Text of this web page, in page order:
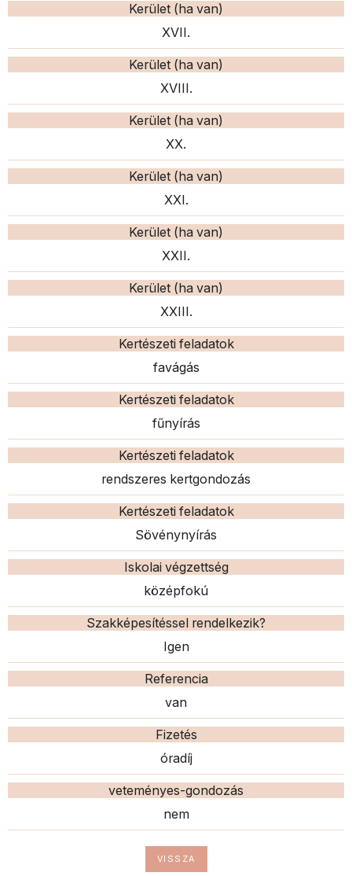
Kerület (ha van)
XVII.
Kerület (ha van)
XVIII.
Kerület (ha van)
XX.
Kerület (ha van)
XXI.
Kerület (ha van)
XXII.
Kerület (ha van)
XXIII.
Kertészeti feladatok
favágás
Kertészeti feladatok
fűnyírás
Kertészeti feladatok
rendszeres kertgondozás
Kertészeti feladatok
Sövénynyírás
Iskolai végzettség
középfokú
Szakképesítéssel rendelkezik?
Igen
Referencia
van
Fizetés
óradíj
veteményes-gondozás
nem
VISSZA